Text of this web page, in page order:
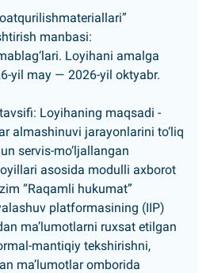
manbasi:
Loyihani amalga
yil may — 2026-yil oktyabr.
Loyihaning maqsadi -
almashinuvi jarayonlarini to‘liq
servis-mo‘ljallangan
asosida modulli axborot
“Raqamli hukumat”
platformasining (IIP)
maʼlumotlarni ruxsat etilgan
mantiqiy tekshirishni,
maʼlumotlar omborida